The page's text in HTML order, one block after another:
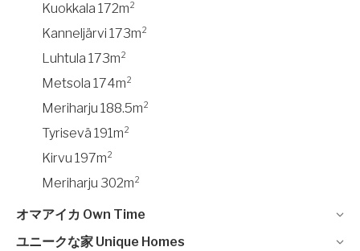
Kuokkala 172m²
Kanneljärvi 173m²
Luhtula 173m²
Metsola 174m²
Meriharju 188.5m²
Tyrisevä 191m²
Kirvu 197m²
Meriharju 302m²
オマアイカ Own Time
ユニークな家 Unique Homes